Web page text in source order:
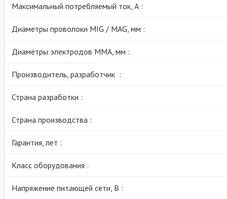
Максимальный потребляемый ток, А :
Диаметры проволоки MIG / MAG, мм :
Диаметры электродов MMA, мм :
Производитель, разработчик :
Страна разработки :
Страна производства :
Гарантия, лет :
Класс оборудования :
Напряжение питающей сети, В :